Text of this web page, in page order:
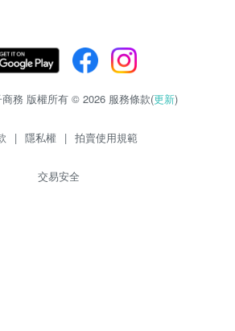
商務 版權所有 © 2026 服務條款(更新)
| 隱私權 | 拍賣使用規範
交易安全